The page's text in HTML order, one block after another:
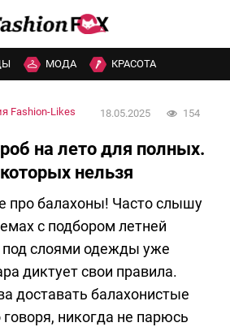
МОДА КРАСОТА
Fashion-Likes 18.05.2025 154
на лето для полных.
нельзя
про балахоны! Часто слышу
с подбором летней
слоями одежды уже
диктует свои правила.
доставать балахонистые
никогда не парюсь